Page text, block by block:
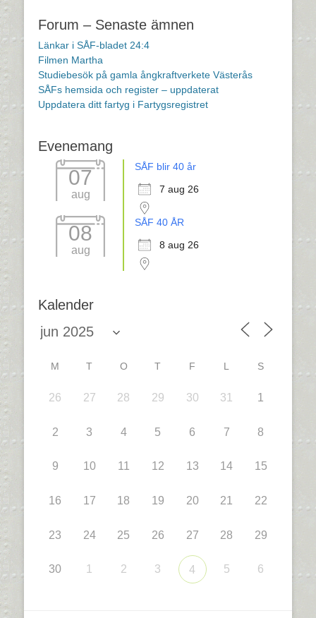
Forum – Senaste ämnen
Länkar i SÅF-bladet 24:4
Filmen Martha
Studiebesök på gamla ångkraftverkete Västerås
SÅFs hemsida och register – uppdaterat
Uppdatera ditt fartyg i Fartygsregistret
Evenemang
07
aug
SÅF blir 40 år
7 aug 26
08
aug
SÅF 40 ÅR
8 aug 26
Kalender
M T O T F L S
26 27 28 29 30 31 1
2 3 4 5 6 7 8
9 10 11 12 13 14 15
16 17 18 19 20 21 22
23 24 25 26 27 28 29
30 1 2 3 4 5 6